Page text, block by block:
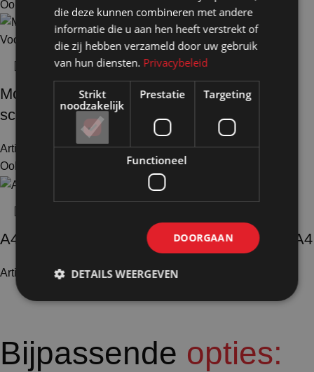
Ook te huur
Monitorstandaard Mediadrager tbv (tv-)
scherm
Artikelnummer: 40500€293,00 Excl. BTW
Ook te huur
A4 Folderhouder Calais met 1x posterraam A4
Artikelnummer: 40154€74,50 Excl. BTW
Bijpassende opties:
die deze kunnen combineren met andere
informatie die u aan hen heeft verstrekt of
die zij hebben verzameld door uw gebruik
van hun diensten. Privacybeleid
Strikt
noodzakelijk
Prestatie Targeting
Functioneel
DOORGAAN
DETAILS WEERGEVEN